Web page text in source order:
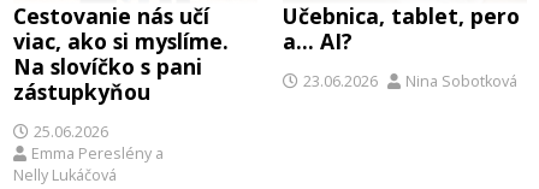
Cestovanie nás učí
viac, ako si myslíme.
Na slovíčko s pani
zástupkyňou
25.06.2026
Emma Pereslénya
Nelly Lukáčová
Učebnica, tablet, pero
a… AI?
23.06.2026 Nina Sobotková